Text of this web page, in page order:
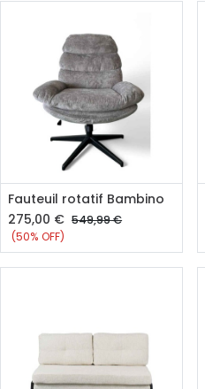
Ajouter au panier
Fauteuil rotatif Bambino
275,00 € 549,99€
(50% OFF)